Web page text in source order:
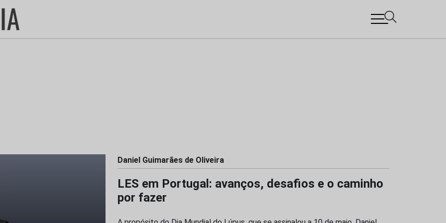
Daniel Guimarães de Oliveira
LES em Portugal: avanços, desafios e o caminho
por fazer